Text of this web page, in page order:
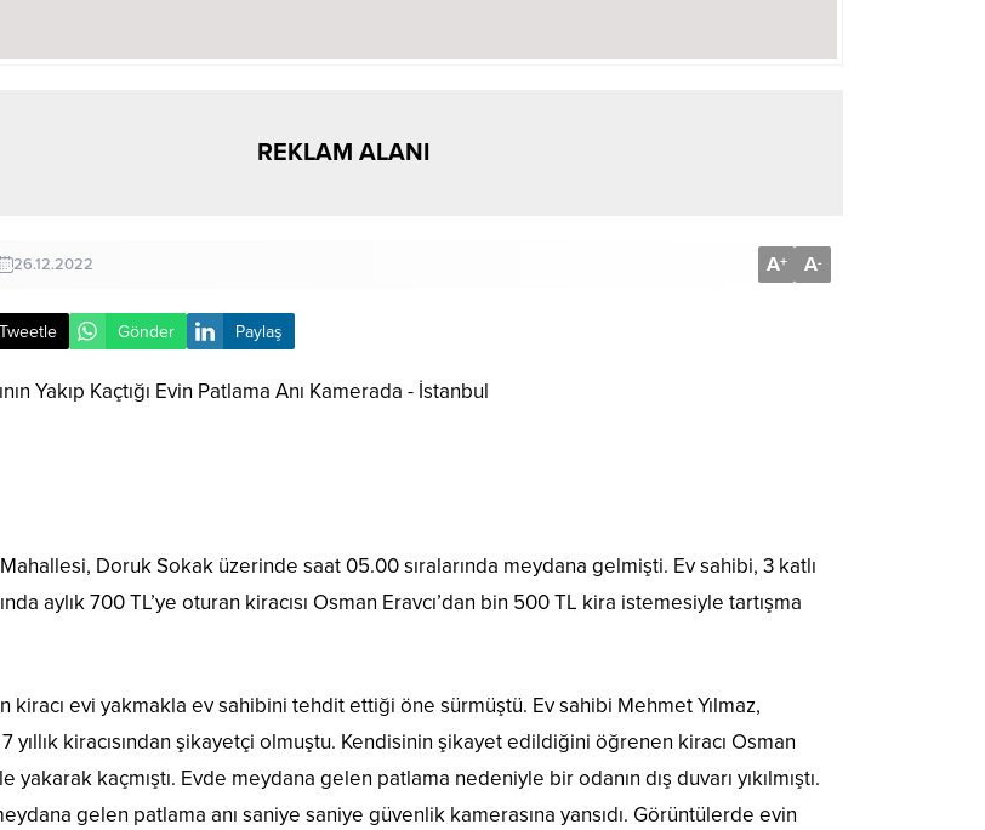
REKLAM ALANI
26.12.2022 A+ A-
Tweetle Gönder Paylaş
Doruk Sokak üzerinde saat 05.00 sıralarında meydana gelmişti. Ev sahibi, 3 katlı
aylık 700 TL’ye oturan kiracısı Osman Eravcı’dan bin 500 TL kira istemesiyle tartışma
kiracı evi yakmakla ev sahibini tehdit ettiği öne sürmüştü. Ev sahibi Mehmet Yılmaz,
yıllık kiracısından şikayetçi olmuştu. Kendisinin şikayet edildiğini öğrenen kiracı Osman
yakarak kaçmıştı. Evde meydana gelen patlama nedeniyle bir odanın dış duvarı yıkılmıştı.
gelen patlama anı saniye saniye güvenlik kamerasına yansıdı. Görüntülerde evin